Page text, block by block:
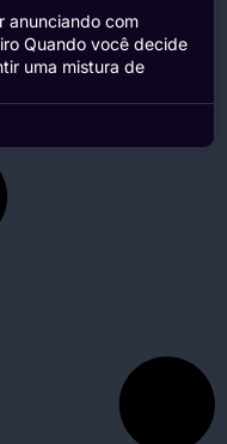
anunciando com
Quando você decide
uma mistura de